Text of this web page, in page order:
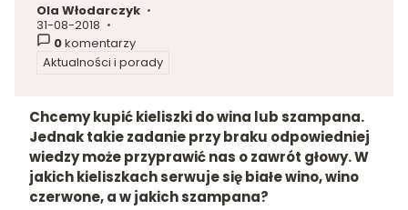
autor:
Ola Włodarczyk
dodano:
31-08-2018
0komentarzy
w kategorii
Aktualności i porady
Chcemy kupić kieliszki do wina lub szampana.
Jednak takie zadanie przy braku odpowiedniej
wiedzy może przyprawić nas o zawrót głowy. W
jakich kieliszkach serwuje się białe wino, wino
czerwone, a w jakich szampana?